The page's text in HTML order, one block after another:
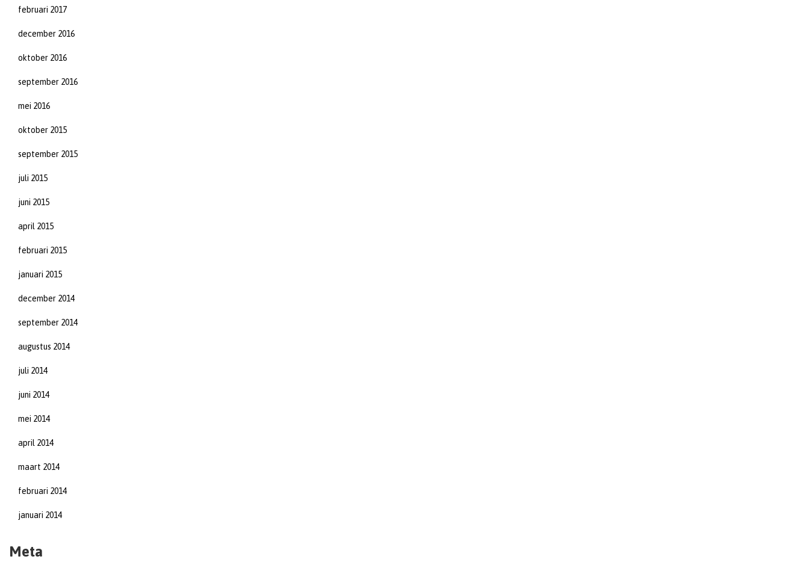
februari 2017
december 2016
oktober 2016
september 2016
mei 2016
oktober 2015
september 2015
juli 2015
juni 2015
april 2015
februari 2015
januari 2015
december 2014
september 2014
augustus 2014
juli 2014
juni 2014
mei 2014
april 2014
maart 2014
februari 2014
januari 2014
Meta